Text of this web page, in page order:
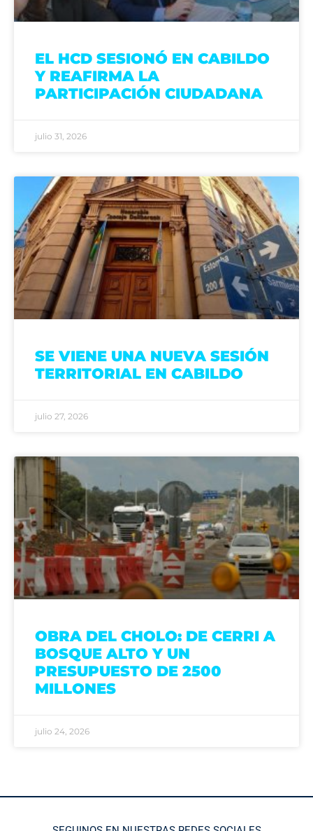
EL HCD SESIONÓ EN CABILDO
Y REAFIRMA LA
PARTICIPACIÓN CIUDADANA
julio 31, 2026
SE VIENE UNA NUEVA SESIÓN
TERRITORIAL EN CABILDO
julio 27, 2026
OBRA DEL CHOLO: DE CERRI A
BOSQUE ALTO Y UN
PRESUPUESTO DE 2500
MILLONES
julio 24, 2026